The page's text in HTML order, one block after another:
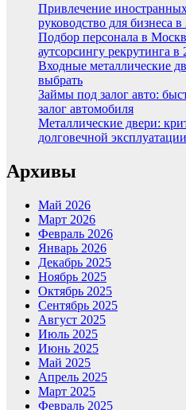
Привлечение
руководство для бизнеса
Подбор персонала в
аутсорсингу рекрутинга в
Входные металлические
выбрать
Займы под залог авто:
залог автомобиля
Металлические двери:
долговечной эксплуатации
Архивы
Май 2026
Март 2026
Февраль 2026
Январь 2026
Декабрь 2025
Ноябрь 2025
Октябрь 2025
Сентябрь 2025
Август 2025
Июль 2025
Июнь 2025
Май 2025
Апрель 2025
Март 2025
Февраль 2025